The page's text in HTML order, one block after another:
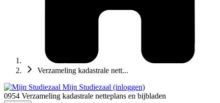
Verzameling kadastrale nett...
Mijn Studiezaal (inloggen)
0954 Verzameling kadastrale netteplans en bijbladen